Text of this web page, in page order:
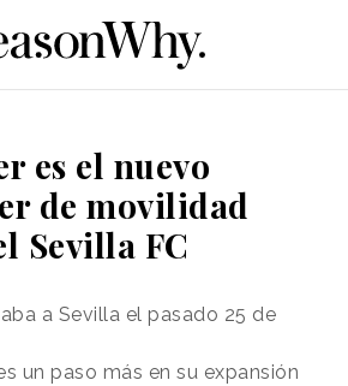
es el nuevo
de movilidad
Sevilla FC
a Sevilla el pasado 25 de
un paso más en su expansión